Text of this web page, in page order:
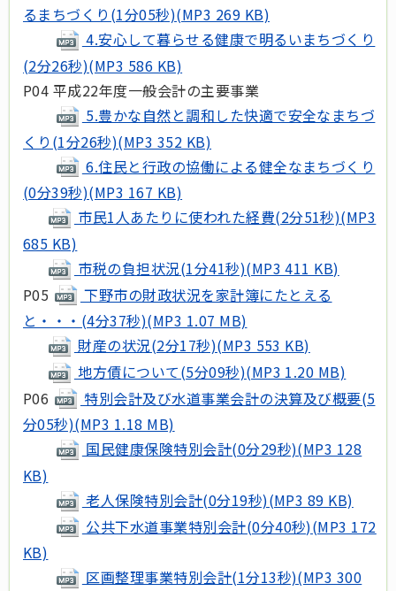
るまちづくり(1分05秒)(MP3 269 KB)
4.安心して暮らせる健康で明るいまちづくり
(2分26秒)(MP3 586 KB)
P04 平成22年度一般会計の主要事業
5.豊かな自然と調和した快適で安全なまちづ
くり(1分26秒)(MP3 352 KB)
6.住民と行政の協働による健全なまちづくり
(0分39秒)(MP3 167 KB)
市民1人あたりに使われた経費(2分51秒)(MP3
685 KB)
市税の負担状況(1分41秒)(MP3 411 KB)
P05
下野市の財政状況を家計簿にたとえる
と・・・(4分37秒)(MP3 1.07 MB)
財産の状況(2分17秒)(MP3 553 KB)
地方債について(5分09秒)(MP3 1.20 MB)
P06
特別会計及び水道事業会計の決算及び概要(5
分05秒)(MP3 1.18 MB)
国民健康保険特別会計(0分29秒)(MP3 128
KB)
老人保険特別会計(0分19秒)(MP3 89 KB)
公共下水道事業特別会計(0分40秒)(MP3 172
KB)
区画整理事業特別会計(1分13秒)(MP3 300